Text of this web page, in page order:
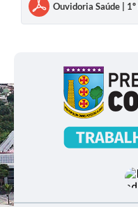
Ouvidoria Saúde |